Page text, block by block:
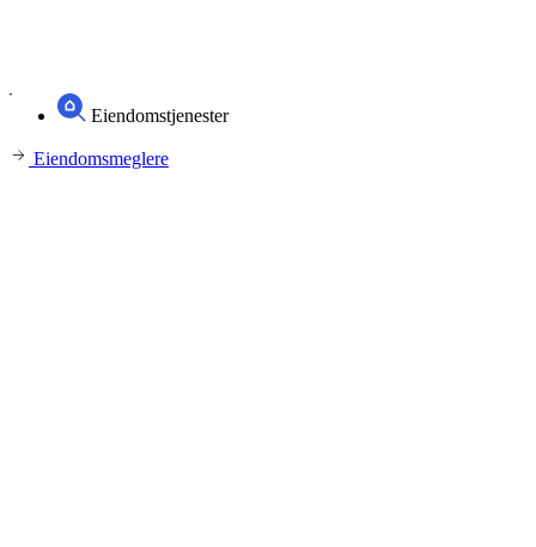
Eiendomstjenester
Eiendomsmeglere